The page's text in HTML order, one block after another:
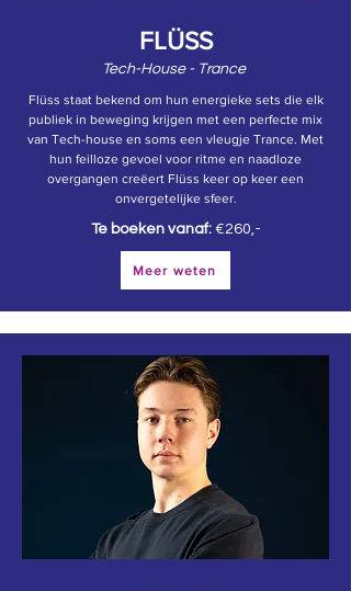
FLÜSS
Tech-House - Trance
Flüss staat bekend om hun energieke sets die elk
publiek in beweging krijgen met een perfecte mix
van Tech-house en soms een vleugje Trance. Met
hun feilloze gevoel voor ritme en naadloze
overgangen creëert Flüss keer op keer een
onvergetelijke sfeer.
Te boeken vanaf: €260,-
Meer weten